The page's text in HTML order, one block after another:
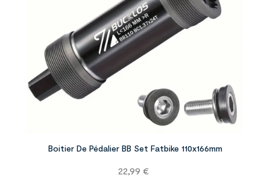
Boitier De Pédalier BB Set Fatbike 110x166mm
Prix
22,99 €